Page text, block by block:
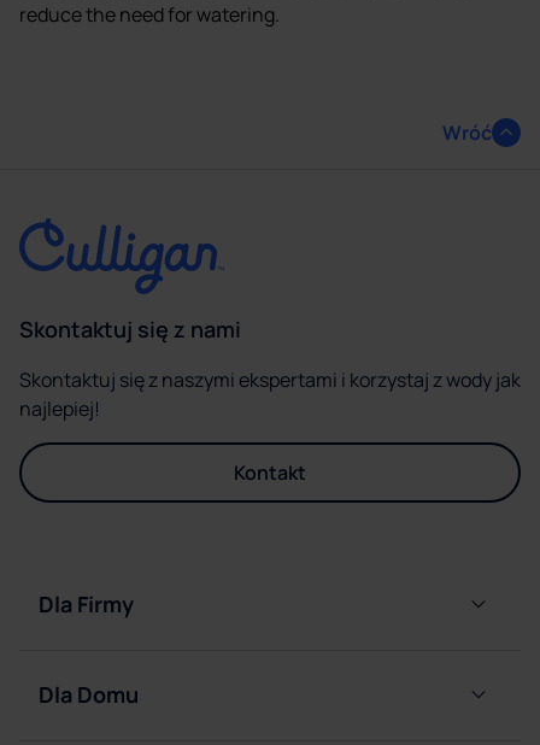
reduce the need for watering.
Wróć
Skontaktuj się z nami
Skontaktuj się z naszymi ekspertami i korzystaj z wody jak
najlepiej!
Kontakt
Dla Firmy
wodę
Dla Domu